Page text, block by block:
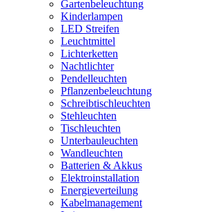
Gartenbeleuchtung
Kinderlampen
LED Streifen
Leuchtmittel
Lichterketten
Nachtlichter
Pendelleuchten
Pflanzenbeleuchtung
Schreibtischleuchten
Stehleuchten
Tischleuchten
Unterbauleuchten
Wandleuchten
Batterien & Akkus
Elektroinstallation
Energieverteilung
Kabelmanagement